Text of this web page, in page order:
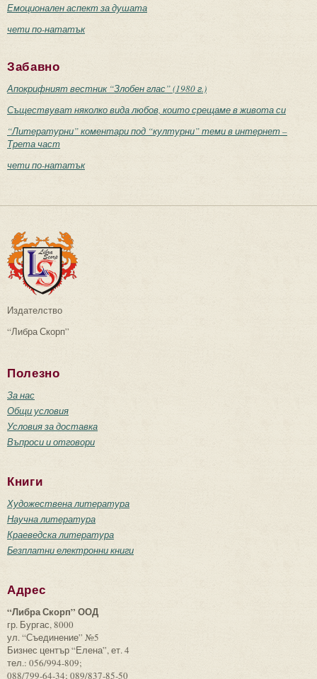
Емоционален аспект за душата
чети по-нататък
Забавно
Апокрифният вестник “Злобен глас” (1980 г.)
Съществуват няколко вида любов, които срещаме в живота си
“Литературни” коментари под “културни” теми в интернет –
Трета част
чети по-нататък
Издателство
“Либра Скорп”
Полезно
За нас
Общи условия
Условия за доставка
Въпроси и отговори
Книги
Художествена литература
Научна литература
Краеведска литература
Безплатни електронни книги
Адрес
“Либра Скорп” ООД
гр. Бургас, 8000
ул. “Съединение” №5
Бизнес център “Елена”, ет. 4
тел.: 056/994-809;
088/799-64-34; 089/837-85-50